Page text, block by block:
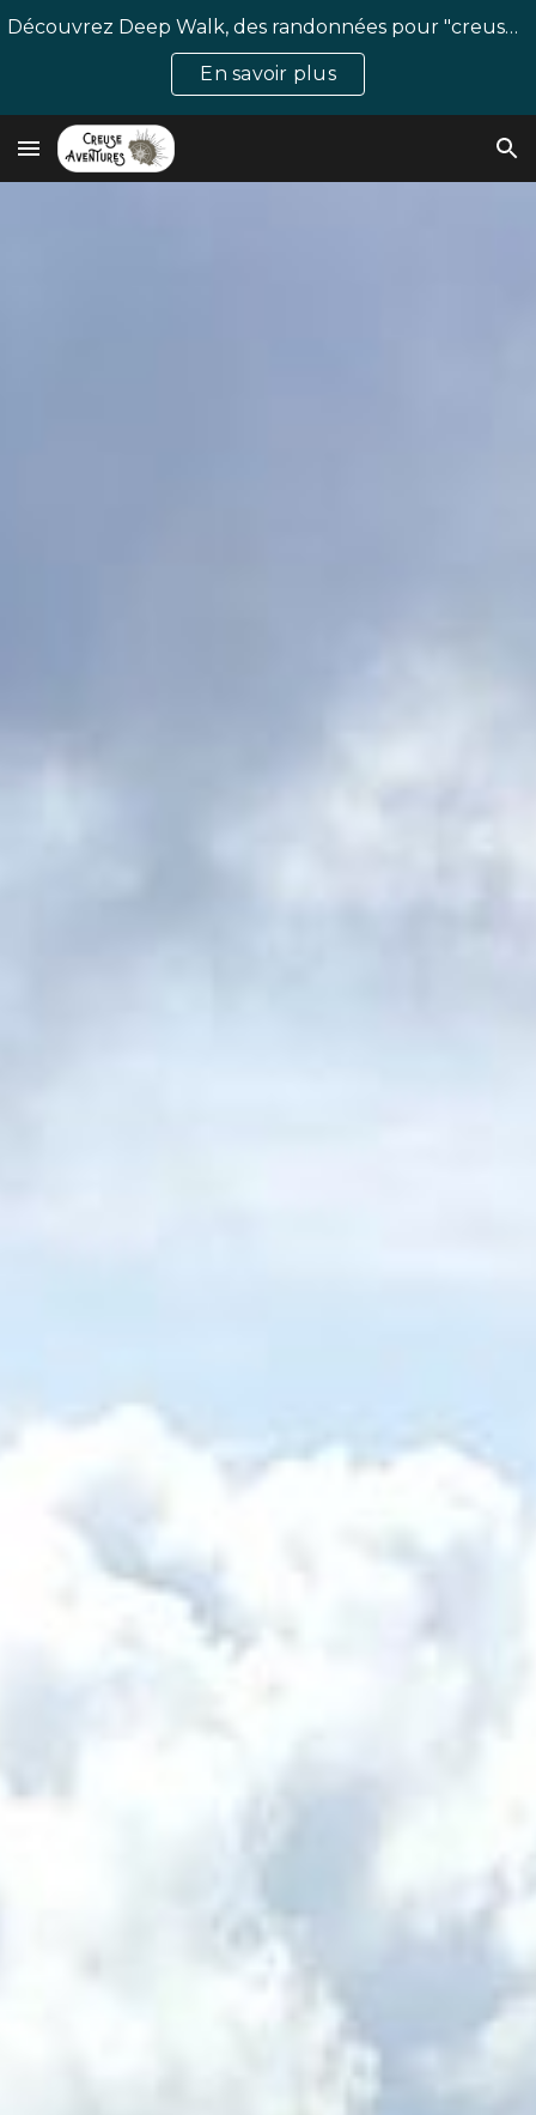
Skip to main content Skip to navigation
Découvrez Deep Walk, des randonnées pour "creuser" des sujets profonds tout en marchant ! 🧠🎒
En savoir plus